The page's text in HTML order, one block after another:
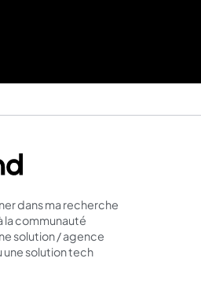
dans ma recherche
la communauté
solution / agence
une solution tech